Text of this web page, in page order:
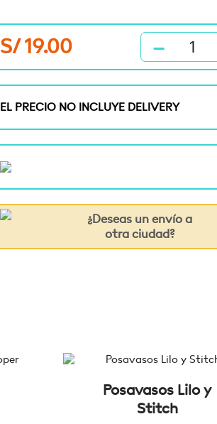
S/19.00 -
Cortador
Pizza
EL PRECIO NO INCLUYE DELIVERY
¿Deseas un envío a
otra ciudad?
Posavasos Lilo y
Stitch